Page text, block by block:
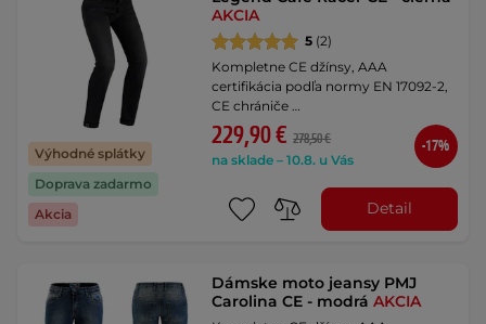
Výhodné splátky
Doprava zadarmo
Akcia
AKCIA
5 (2)
Kompletne CE džínsy, AAA
certifikácia podľa normy EN 17092-2,
CE chrániče …
229,90 € 278,50 €
na sklade – 10.8. u Vás
-17%
Detail
Dámske moto jeansy PMJ
Carolina CE - modráAKCIA